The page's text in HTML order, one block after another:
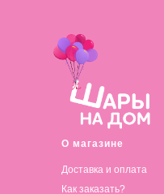
О магазине
Доставка и оплата
Как заказать?